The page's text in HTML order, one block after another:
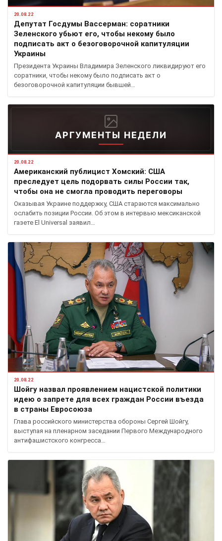
20.08.22
Депутат Госдумы Вассерман: соратники
Зеленского убьют его, чтобы некому было
подписать акт о безоговорочной капитуляции
Украины
Президента Украины Владимира Зеленского ликвидируют его
соратники, чтобы некому было подписать акт о
безоговорочной капитуляции бывшей…
АРГУМЕНТЫ НЕДЕЛИ
20.08.22
Американский публицист Хомский: США
преследует цель подорвать силы России так,
чтобы она не смогла проводить переговоры
Оказывая Украине поддержку, США стараются максимально
ослабить позиции России. Об этом в интервью мексиканской
газете El Universal заявил…
20.08.22
Шойгу назвал проявлением нацистской политики
идею о запрете для всех граждан России въезда
в страны Евросоюза
Глава российского министерства обороны Сергей Шойгу,
выступая на пленарном заседании Первого Международного
антифашистского конгресса…